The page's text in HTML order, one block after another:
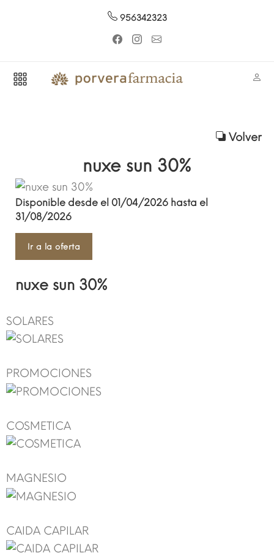
956342323
Volver
nuxe sun 30%
Disponible desde el 01/04/2026 hasta el
31/08/2026
Ir a la oferta
nuxe sun 30%
SOLARES
PROMOCIONES
COSMETICA
MAGNESIO
CAIDA CAPILAR